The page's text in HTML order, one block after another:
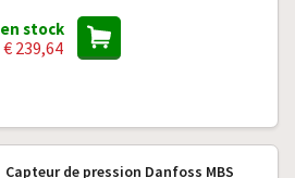
en stock
€ 239,64
Capteur de pression Danfoss MBS